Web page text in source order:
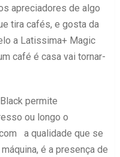
apreciadores de algo
tira cafés, e gosta da
a Latissima+ Magic
café é casa vai tornar-
permite
ou longo o
a qualidade que se
é a presença de